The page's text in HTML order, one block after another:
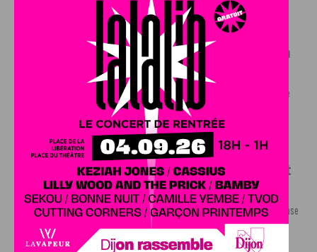
INFOS SPORT
Faire le tour de la Côte-d’Or à vélo en
trois jours : le défi de Victor Bosoni
5 AOÛT, 2026
Le challenge que s’apprête à relever l’ultra-cycliste
Victor Bosoni est simple : parcourir 571...
INFOS,SPORT
DFCO : une préparation sereine avant
le grand retour en Ligue 2
3 AOÛT, 2026
Contre l’AS Nancy Lorraine, le DFCO a achevé sa phase
de préparation par un...